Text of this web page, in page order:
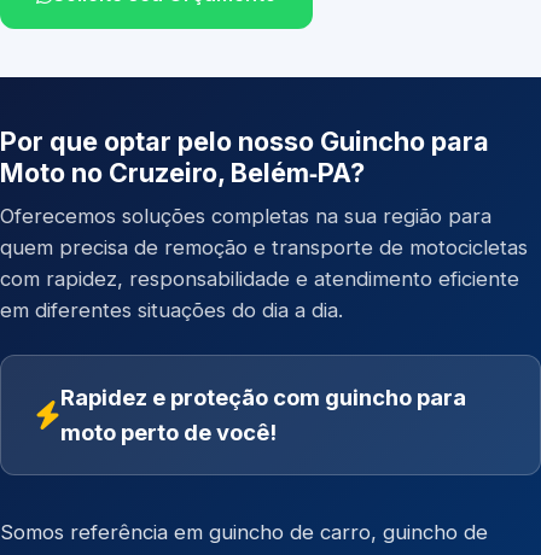
Por que optar pelo nosso Guincho para
Moto no Cruzeiro, Belém‑PA?
Oferecemos soluções completas na sua região para
quem precisa de remoção e transporte de motocicletas
com rapidez, responsabilidade e atendimento eficiente
em diferentes situações do dia a dia.
Rapidez e proteção com guincho para
moto perto de você!
Somos referência em guincho de carro, guincho de